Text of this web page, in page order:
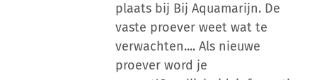
plaats bij Bij Aquamarijn. De
vaste proever weet wat te
verwachten.... Als nieuwe
proever word je